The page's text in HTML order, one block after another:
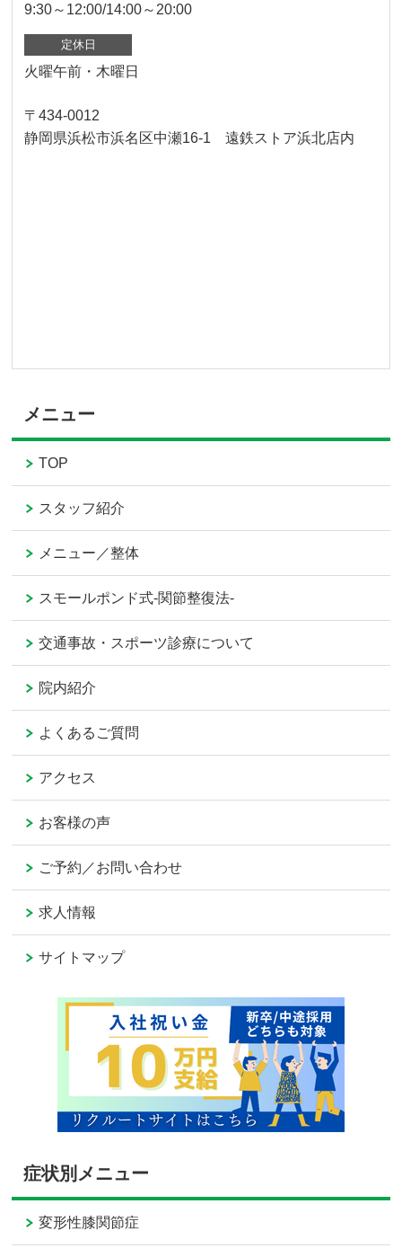
9:30～12:00/14:00～20:00
定休日
火曜午前・木曜日
〒434-0012
静岡県浜松市浜名区中瀬16-1 遠鉄ストア浜北店内
メニュー
TOP
スタッフ紹介
メニュー／整体
スモールポンド式-関節整復法-
交通事故・スポーツ診療について
院内紹介
よくあるご質問
アクセス
お客様の声
ご予約／お問い合わせ
求人情報
サイトマップ
症状別メニュー
変形性膝関節症